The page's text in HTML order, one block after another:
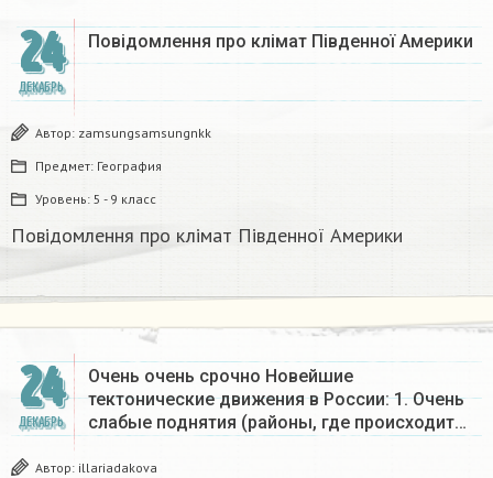
24
ДЕКАБРЬ
Повідомлення про клімат Південної Америки
Автор: zamsungsamsungnkk
Предмет: География
Уровень: 5 - 9 класс
Повідомлення про клімат Південної Америки
24
ДЕКАБРЬ
Очень очень срочно Новейшие
тектонические движения в России: 1. Очень
слабые поднятия (районы, где происходит…
Автор: illariadakova